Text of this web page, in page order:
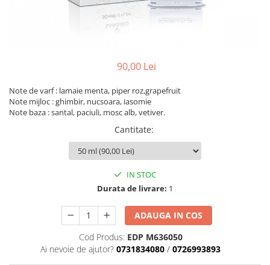
90,00 Lei
Note de varf : lamaie menta, piper roz,grapefruit
Note mijloc : ghimbir, nucsoara, iasomie
Note baza : santal, paciuli, mosc alb, vetiver.
Cantitate:
IN STOC
Durata de livrare: 1
ADAUGA IN COS
Cod Produs: EDP M636050
Ai nevoie de ajutor? 0731834080 / 0726993893